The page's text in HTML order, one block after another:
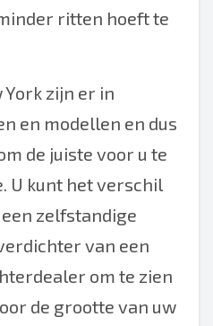
ritten hoeft te
zijn er in
en modellen en dus
de juiste voor u te
U kunt het verschil
zelfstandige
van een
om te zien
de grootte van uw